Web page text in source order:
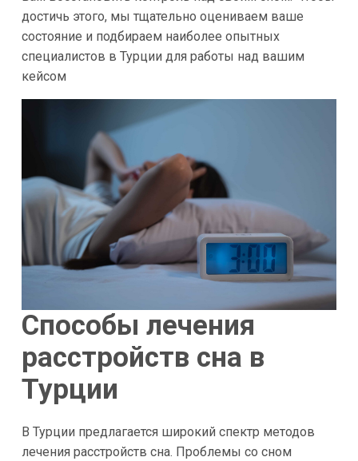
достичь этого, мы тщательно оцениваем ваше
состояние и подбираем наиболее опытных
специалистов в Турции для работы над вашим
кейсом
Способы лечения
расстройств сна в
Турции
В Турции предлагается широкий спектр методов
лечения расстройств сна. Проблемы со сном